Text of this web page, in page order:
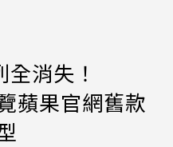
消失！
蘋果官網舊款